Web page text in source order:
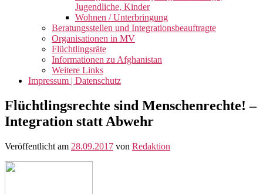
Jugendliche, Kinder
Wohnen / Unterbringung
Beratungsstellen und Integrationsbeauftragte
Organisationen in MV
Flüchtlingsräte
Informationen zu Afghanistan
Weitere Links
Impressum | Datenschutz
Flüchtlingsrechte sind Menschenrechte! –
Integration statt Abwehr
Veröffentlicht am 28.09.2017 von Redaktion